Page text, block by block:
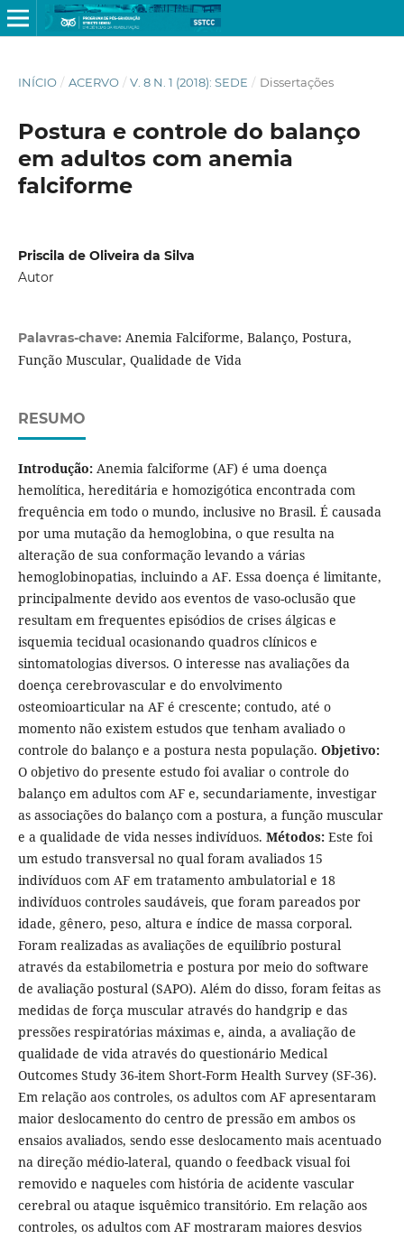
INÍCIO / ACERVO / V. 8 N. 1 (2018): SEDE / Dissertações
Postura e controle do balanço
em adultos com anemia
falciforme
Priscila de Oliveira da Silva
Autor
Palavras-chave: Anemia Falciforme, Balanço, Postura,
Função Muscular, Qualidade de Vida
RESUMO
Introdução: Anemia falciforme (AF) é uma doença
hemolítica, hereditária e homozigótica encontrada com
frequência em todo o mundo, inclusive no Brasil. É causada
por uma mutação da hemoglobina, o que resulta na
alteração de sua conformação levando a várias
hemoglobinopatias, incluindo a AF. Essa doença é limitante,
principalmente devido aos eventos de vaso-oclusão que
resultam em frequentes episódios de crises álgicas e
isquemia tecidual ocasionando quadros clínicos e
sintomatologias diversos. O interesse nas avaliações da
doença cerebrovascular e do envolvimento
osteomioarticular na AF é crescente; contudo, até o
momento não existem estudos que tenham avaliado o
controle do balanço e a postura nesta população. Objetivo:
O objetivo do presente estudo foi avaliar o controle do
balanço em adultos com AF e, secundariamente, investigar
as associações do balanço com a postura, a função muscular
e a qualidade de vida nesses indivíduos. Métodos: Este foi
um estudo transversal no qual foram avaliados 15
indivíduos com AF em tratamento ambulatorial e 18
indivíduos controles saudáveis, que foram pareados por
idade, gênero, peso, altura e índice de massa corporal.
Foram realizadas as avaliações de equilíbrio postural
através da estabilometria e postura por meio do software
de avaliação postural (SAPO). Além do disso, foram feitas as
medidas de força muscular através do handgrip e das
pressões respiratórias máximas e, ainda, a avaliação de
qualidade de vida através do questionário Medical
Outcomes Study 36-item Short-Form Health Survey (SF-36).
Em relação aos controles, os adultos com AF apresentaram
maior deslocamento do centro de pressão em ambos os
ensaios avaliados, sendo esse deslocamento mais acentuado
na direção médio-lateral, quando o feedback visual foi
removido e naqueles com história de acidente vascular
cerebral ou ataque isquêmico transitório. Em relação aos
controles, os adultos com AF mostraram maiores desvios